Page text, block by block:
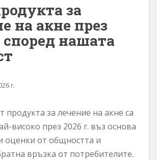
за
на акне през
според нашата
г.
продукта за лечение на акне са
високо през 2026 г. въз основа
оценки от общността и
връзка от потребителите.